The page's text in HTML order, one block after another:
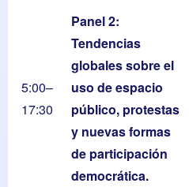
5:00–
17:30
Panel2:
Tendencias
globales sobre el
uso de espacio
público, protestas
y nuevas formas
de participación
democrática.